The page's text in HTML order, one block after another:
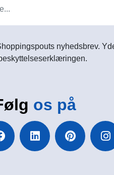
nyhedsbrev.
os på